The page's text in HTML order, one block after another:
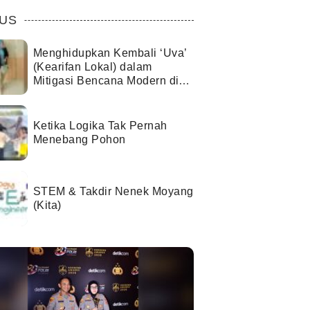
Menghidupkan Kembali ‘Uva’
(Kearifan Lokal) dalam
Mitigasi Bencana Modern di
Ketika Logika Tak Pernah
Menebang Pohon
STEM & Takdir Nenek Moyang
(Kita)